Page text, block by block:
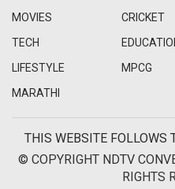
MOVIES
CRICKET
TECH
LIFESTYLE
MPCG
MARATHI
THIS WEBSITE FOLLOWS
© COPYRIGHT NDTV
RIGHTS